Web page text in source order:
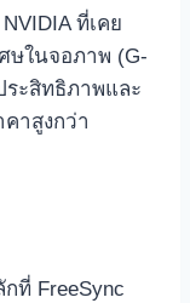
ที่เคย
ษในจอภาพ (G-
ระสิทธิภาพและ
าสูงกว่า
ที่ FreeSync